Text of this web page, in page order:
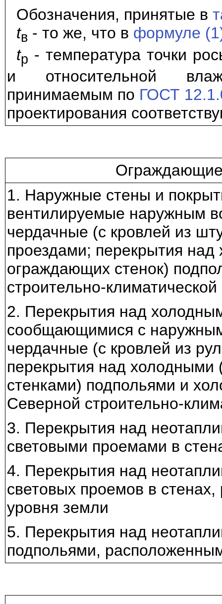
Обозначения, принятые в
tв - то же, что в формуле
tр - температура точки
и относительной
принимаемым по ГОСТ
проектирования
Ограждающие
1. Наружные стены и
вентилируемые наружным
чердачные (с кровлей из
проездами; перекрытия
ограждающих стенок)
строительно-климатической
2. Перекрытия над
сообщающимися с
чердачные (с кровлей из
перекрытия над
стенками) подпольями и
Северной строительно-
3. Перекрытия над
световыми проемами в
4. Перекрытия над
световых проемов в
уровня земли
5. Перекрытия над
подпольями,